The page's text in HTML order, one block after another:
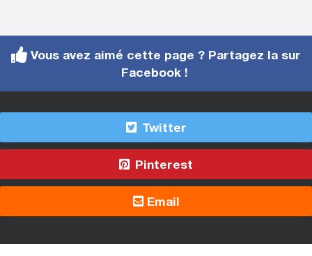
Vous avez aimé cette page ? Partagez la sur
Facebook !
Twitter
Pinterest
Email